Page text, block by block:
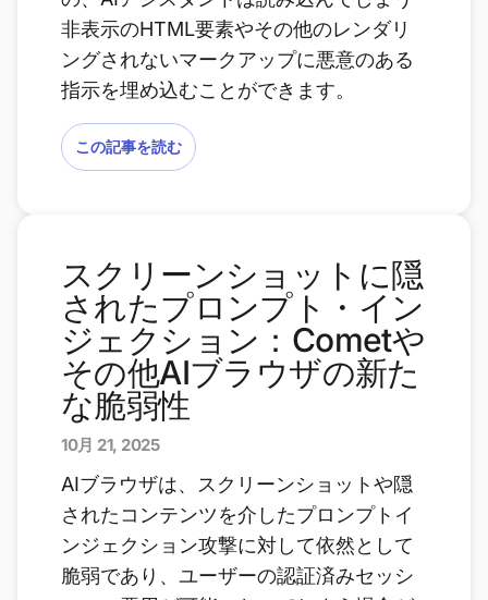
非表示のHTML要素やその他のレンダリ
ングされないマークアップに悪意のある
指示を埋め込むことができます。
この記事を読む
スクリーンショットに隠
されたプロンプト・イン
ジェクション：Cometや
その他AIブラウザの新た
な脆弱性
10月 21, 2025
AIブラウザは、スクリーンショットや隠
されたコンテンツを介したプロンプトイ
ンジェクション攻撃に対して依然として
脆弱であり、ユーザーの認証済みセッシ